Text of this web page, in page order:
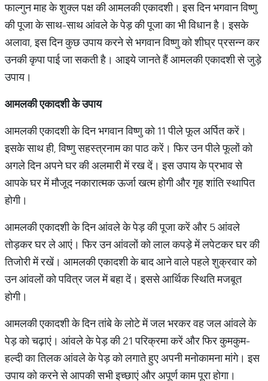
फाल्गुन माह के शुक्ल पक्ष की आमलकी एकादशी। इस दिन भगवान विष्णु
की पूजा के साथ-साथ आंवले के पेड़ की पूजा का भी विधान है। इसके
अलावा, इस दिन कुछ उपाय करने से भगवान विष्णु को शीघ्र प्रसन्न कर
उनकी कृपा पाई जा सकती है। आइये जानते हैं आमलकी एकादशी से जुड़े
उपाय।
आमलकी एकादशी के उपाय
आमलकी एकादशी के दिन भगवान विष्णु को 11 पीले फूल अर्पित करें।
इसके साथ ही, विष्णु सहस्त्रनाम का पाठ करें। फिर उन पीले फूलों को
अगले दिन अपने घर की अलमारी में रख दें। इस उपाय के प्रभाव से
आपके घर में मौजूद नकारात्मक ऊर्जा खत्म होगी और गृह शांति स्थापित
होगी।
आमलकी एकादशी के दिन आंवले के पेड़ की पूजा करें और 5 आंवले
तोड़कर घर ले आएं। फिर उन आंवलों को लाल कपड़े में लपेटकर घर की
तिजोरी में रखें। आमलकी एकादशी के बाद आने वाले पहले शुक्रवार को
उन आंवलों को पवित्र जल में बहा दें। इससे आर्थिक स्थिति मजबूत
होगी।
आमलकी एकादशी के दिन तांबे के लोटे में जल भरकर वह जल आंवले के
पेड़ को चढ़ाएं। आंवले के पेड़ की 21 परिक्रमा करें और फिर कुमकुम-
हल्दी का तिलक आंवले के पेड़ को लगाते हुए अपनी मनोकामना मांगे। इस
उपाय को करने से आपकी सभी इच्छाएं और अपूर्ण काम पूरा होगा।